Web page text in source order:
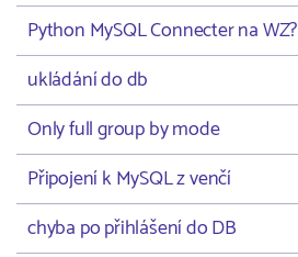
Python MySQL Connecter na WZ?
ukládání do db
Only full group by mode
Připojení k MySQL z venčí
chyba po přihlášení do DB